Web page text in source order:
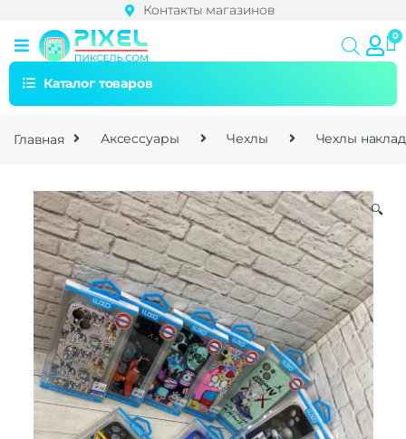
Контакты магазинов
Каталог товаров
Главная Аксессуары Чехлы Чехлы
🔍